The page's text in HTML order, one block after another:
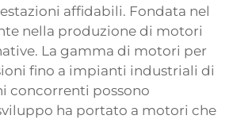
affidabili. Fondata nel
nella produzione di motori
La gamma di motori per
fino a impianti industriali di
concorrenti possono
ha portato a motori che